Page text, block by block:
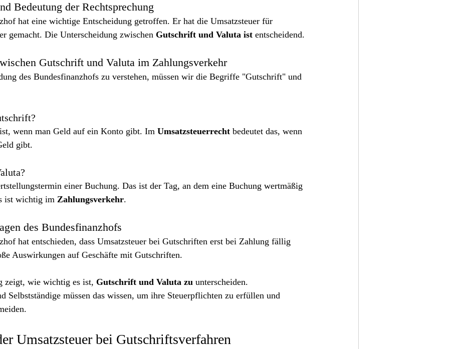
Bedeutung der Rechtsprechung
hat eine wichtige Entscheidung getroffen. Er hat die Umsatzsteuer für
gemacht. Die Unterscheidung zwischen Gutschrift und Valuta ist entscheidend.
Gutschrift und Valuta im Zahlungsverkehr
des Bundesfinanzhofs zu verstehen, müssen wir die Begriffe "Gutschrift" und
ist, wenn man Geld auf ein Konto gibt. Im Umsatzsteuerrecht bedeutet das, wenn
gibt.
einer Buchung. Das ist der Tag, an dem eine Buchung wertmäßig
ist wichtig im Zahlungsverkehr.
des Bundesfinanzhofs
hat entschieden, dass Umsatzsteuer bei Gutschriften erst bei Zahlung fällig
Auswirkungen auf Geschäfte mit Gutschriften.
zeigt, wie wichtig es ist, Gutschrift und Valuta zu unterscheiden.
Selbstständige müssen das wissen, um ihre Steuerpflichten zu erfüllen und
Umsatzsteuer bei Gutschriftsverfahren